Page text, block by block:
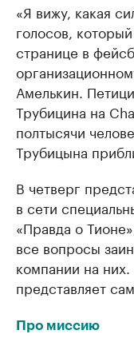
«Я вижу, какая
голосов,
странице в
Амелькин.
Трубицина на
полтысячи
Трубицына
В четверг
в сети
«Правда о
все вопросы
компании на
представляет
Про миссию